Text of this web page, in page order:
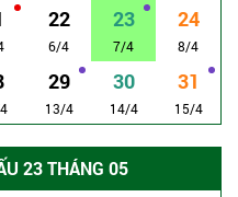
22
6/4
23
7/4
24
8/4
29
13/4
30
14/4
31
15/4
23 THÁNG 05